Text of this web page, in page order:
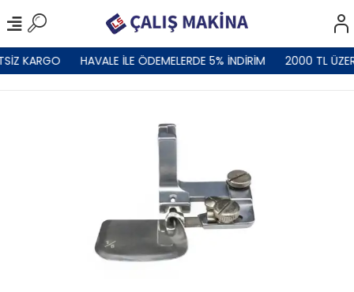
KARGO HAVALE İLE ÖDEMELERDE 5% İNDİRİM 2000 TL